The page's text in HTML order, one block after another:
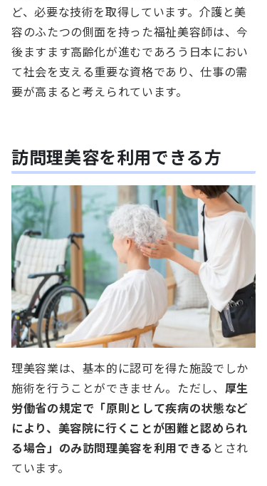
ど、必要な技術を取得しています。介護と美
容のふたつの側面を持った福祉美容師は、今
後ますます高齢化が進むであろう日本におい
て社会を支える重要な資格であり、仕事の需
要が高まると考えられています。
訪問理美容を利用できる方
理美容業は、基本的に認可を得た施設でしか
施術を行うことができません。ただし、 厚生
労働省の規定で「原則として疾病の状態など
により、美容院に行くことが困難と認められ
る場合」のみ訪問理美容を利用できる とされ
ています。